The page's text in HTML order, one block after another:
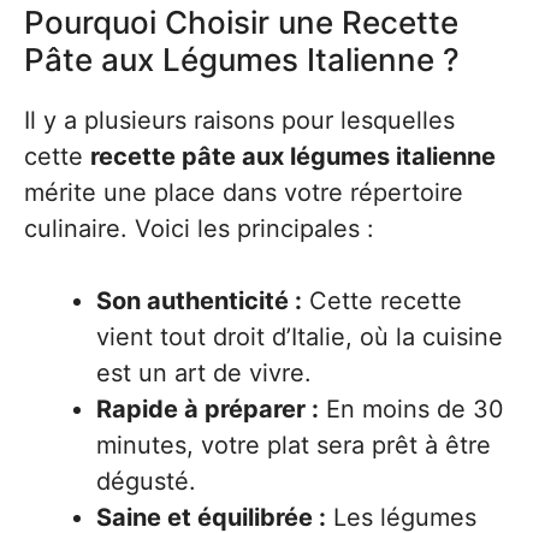
Pourquoi Choisir une Recette
Pâte aux Légumes Italienne ?
Il y a plusieurs raisons pour lesquelles
cette recette pâte aux légumes italienne
mérite une place dans votre répertoire
culinaire. Voici les principales :
Son authenticité : Cette recette
vient tout droit d’Italie, où la cuisine
est un art de vivre.
Rapide à préparer : En moins de 30
minutes, votre plat sera prêt à être
dégusté.
Saine et équilibrée : Les légumes